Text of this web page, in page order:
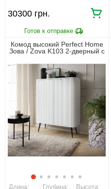
30300 грн.
Комод высокий Perfect Home
Зова / Zova K103 2-дверный с
Длина: Глубина: Высота: